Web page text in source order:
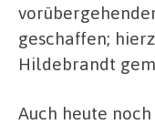
geschaffen;
Hildebrandt
Auch heute